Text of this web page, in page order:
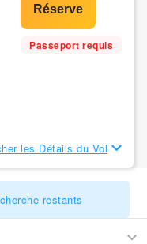
Passeport requis
les Détails du Vol
restants